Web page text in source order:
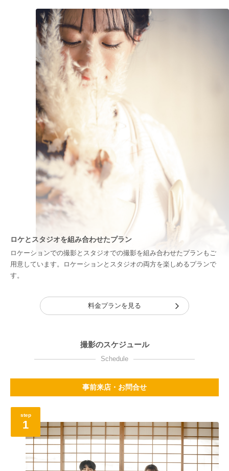
ロケとスタジオを組み合わせたプラン
ロケーションでの撮影とスタジオでの撮影を組み合わせたプランもご
用意しています。ロケーションとスタジオの両方を楽しめるプランで
す。
料金プランを見る
撮影のスケジュール
Schedule
事前来店・お問合せ
step
1